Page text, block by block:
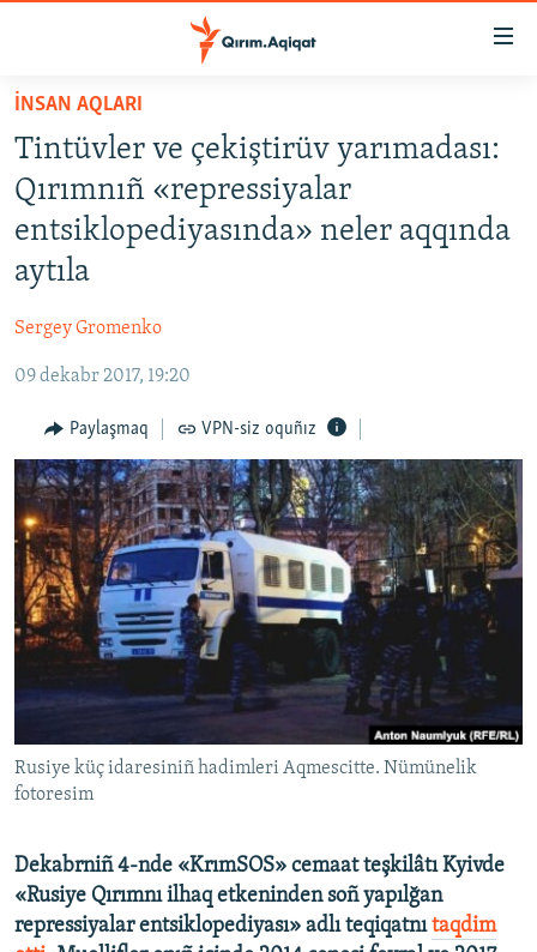
Esas
qaytmaq
Baş
navigatsiyağa
qaytmaq
Qıdıruvğa
HABERLER
İQTİSADİYAT
CEMİYET
İNSAN AQLARI
VİDEO
SÜRET
BLOGLAR
FİKİR
Русский
Українською
QOŞULIÑIZ!
RFE/RS bütün saytları
İNSAN AQLARI
Tintüvler ve çekiştirüv yarımadası:
Qırımnıñ «repressiyalar
entsiklopediyasında» neler aqqında
aytıla
Sergey Gromenko
09 dekabr 2017, 19:20
Paylaşmaq VPN-siz oquñız
Rusiye küç idaresiniñ hadimleri Aqmescitte. Nümünelik
fotoresim
Dekabrniñ 4-nde «KrımSOS» cemaat teşkilâtı Kyivde
«Rusiye Qırımnı ilhaq etkeninden soñ yapılğan
repressiyalar entsiklopediyası» adlı teqiqatnıtaqdim